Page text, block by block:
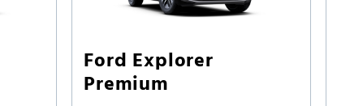
Ford Explorer
Premium